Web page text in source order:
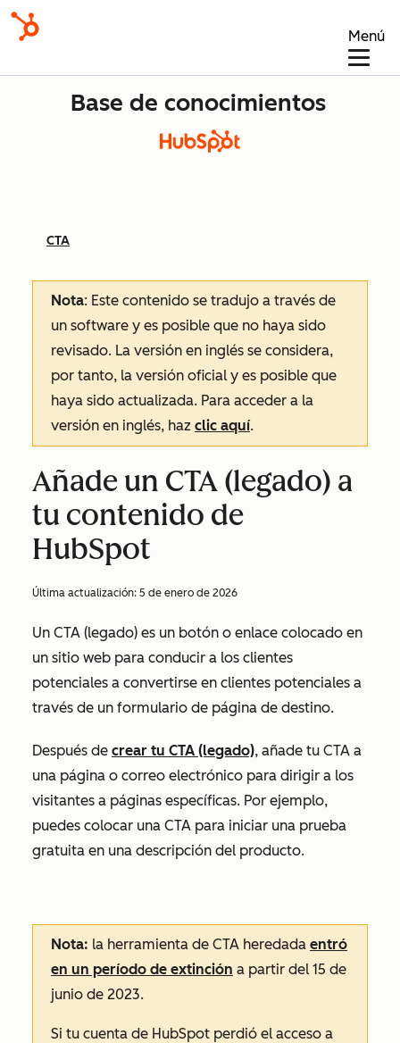
Menú
Base de conocimientos
CTA
Nota: Este contenido se tradujo a través de
un software y es posible que no haya sido
revisado. La versión en inglés se considera,
por tanto, la versión oficial y es posible que
haya sido actualizada. Para acceder a la
versión en inglés, haz clic aquí.
Añade un CTA (legado) a
tu contenido de
HubSpot
Última actualización: 5 de enero de 2026
Un CTA (legado) es un botón o enlace colocado en
un sitio web para conducir a los clientes
potenciales a convertirse en clientes potenciales a
través de un formulario de página de destino.
Después de crear tu CTA (legado), añade tu CTA a
una página o correo electrónico para dirigir a los
visitantes a páginas específicas. Por ejemplo,
puedes colocar una CTA para iniciar una prueba
gratuita en una descripción del producto.
Nota: la herramienta de CTA heredada entró
en un período de extinción a partir del 15 de
junio de 2023.
Si tu cuenta de HubSpot perdió el acceso a